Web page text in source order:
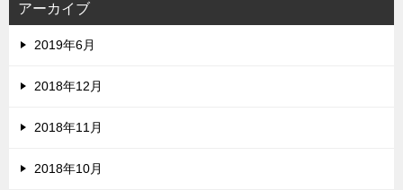
アーカイブ
2019年6月
2018年12月
2018年11月
2018年10月